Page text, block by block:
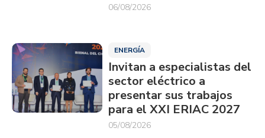
06/08/2026
ENERGÍA
Invitan a especialistas del
sector eléctrico a
presentar sus trabajos
para el XXI ERIAC 2027
05/08/2026